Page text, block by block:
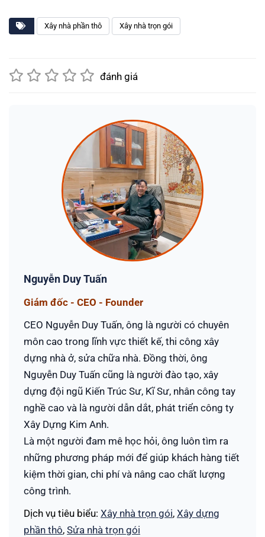
Xây nhà phần thô Xây nhà trọn gói
đánh giá
Nguyễn Duy Tuấn
Giám đốc - CEO - Founder
CEO Nguyễn Duy Tuấn, ông là người có chuyên
môn cao trong lĩnh vực thiết kế, thi công xây
dựng nhà ở, sửa chữa nhà. Đồng thời, ông
Nguyễn Duy Tuấn cũng là người đào tạo, xây
dựng đội ngũ Kiến Trúc Sư, Kĩ Sư, nhân công tay
nghề cao và là người dẫn dắt, phát triển công ty
Xây Dựng Kim Anh.
Là một người đam mê học hỏi, ông luôn tìm ra
những phương pháp mới để giúp khách hàng tiết
kiệm thời gian, chi phí và nâng cao chất lượng
công trình.
Dịch vụ tiêu biểu: Xây nhà trọn gói, Xây dựng
phần thô, Sửa nhà trọn gói